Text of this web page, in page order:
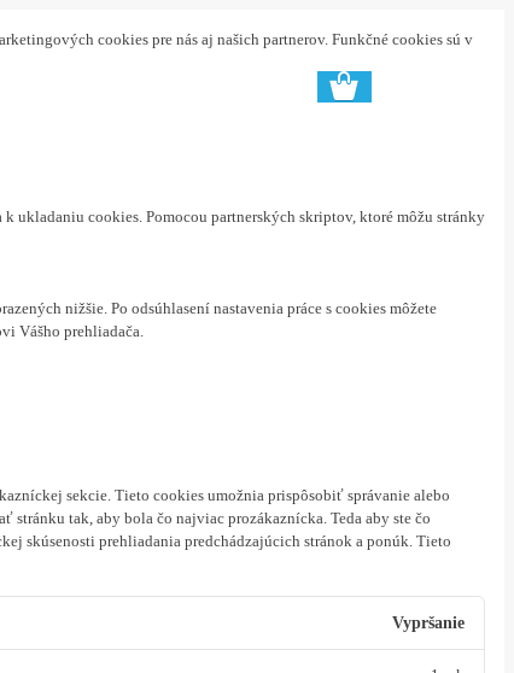
cookies pre nás aj našich partnerov. Funkčné cookies sú v
ukladaniu cookies. Pomocou partnerských skriptov, ktoré môžu stránky
nižšie. Po odsúhlasení nastavenia práce s cookies môžete
Vášho prehliadača.
sekcie. Tieto cookies umožnia prispôsobiť správanie alebo
tak, aby bola čo najviac prozákaznícka. Teda aby ste čo
skúsenosti prehliadania predchádzajúcich stránok a ponúk. Tieto
Vypršanie